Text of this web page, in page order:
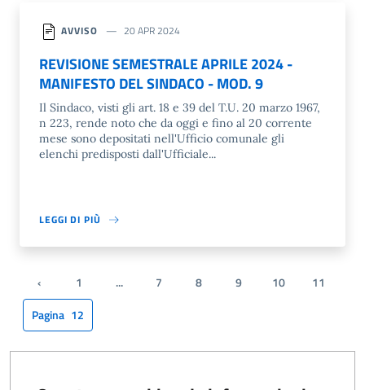
AVVISO 20 APR 2024
REVISIONE SEMESTRALE APRILE 2024 -
MANIFESTO DEL SINDACO - MOD. 9
Il Sindaco, visti gli art. 18 e 39 del T.U. 20 marzo 1967,
n 223, rende noto che da oggi e fino al 20 corrente
mese sono depositati nell'Ufficio comunale gli
elenchi predisposti dall'Ufficiale...
LEGGI DI PIÙ
‹Pagina precedente
1 ... 7 8 9 10
11
Pagina 12